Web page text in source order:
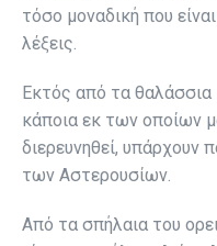
τόσο μοναδική που
λέξεις.
Εκτός από τα θαλάσσια
κάποια εκ των οποίων
διερευνηθεί, υπάρχουν
των Αστερουσίων.
Από τα σπήλαια του